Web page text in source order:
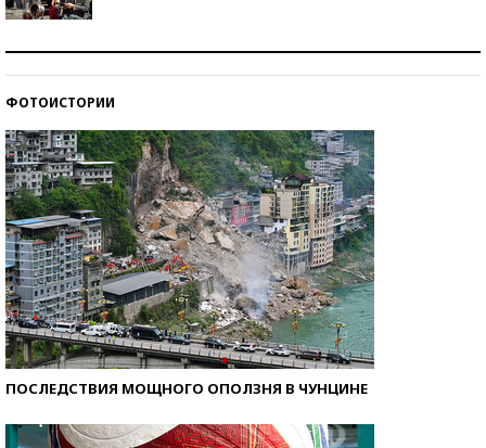
ФОТОИСТОРИИ
ПОСЛЕДСТВИЯ МОЩНОГО ОПОЛЗНЯ В ЧУНЦИНЕ